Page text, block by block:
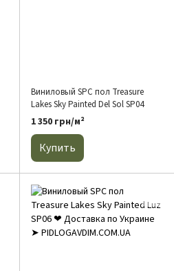
Виниловый SPC пол Treasure
Lakes Sky Painted Del Sol SP04
1 350 грн/м²
Купить